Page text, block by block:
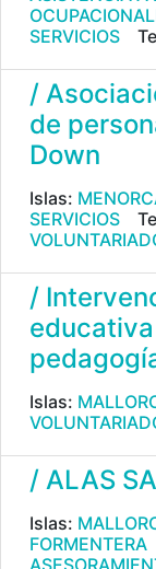
SERVICIOS
/
de
Down
Islas:
SERVICIOS
/
Islas:
/ ALAS
Islas:
FORMENTERA